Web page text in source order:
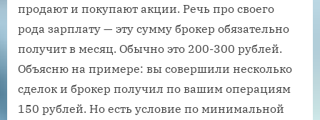
продают и покупают акции. Речь про своего
рода зарплату — эту сумму брокер обязательно
получит в месяц. Обычно это 200-300 рублей.
Объясню на примере: вы совершили несколько
сделок и брокер получил по вашим операциям
150 рублей. Но есть условие по минимальной